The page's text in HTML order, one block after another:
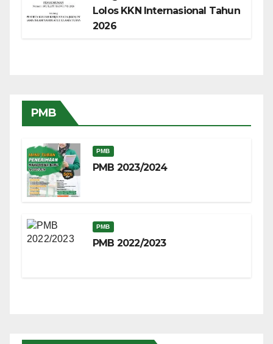
Lolos KKN Internasional Tahun
2026
PMB
PMB
PMB 2023/2024
PMB
PMB 2022/2023